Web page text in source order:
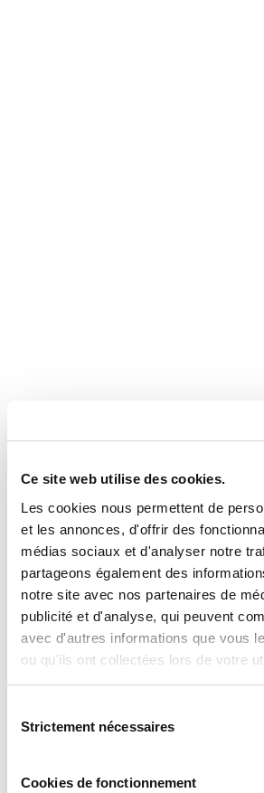
Ce site web utilise des cookies.
Les cookies nous permettent de
et les annonces, d'offrir des
médias sociaux et d'analyser notre
partageons également des
notre site avec nos partenaires de
publicité et d'analyse, qui peuvent
avec d'autres informations que vous
ou qu'ils ont collectées lors de votre
services.
duStrictement nécessaires
Cookies de fonctionnement